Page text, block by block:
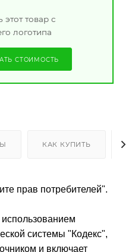
товар с
логотипа
СТОИМОСТЬ
КАК КУПИТЬ
прав потребителей".
использованием
системы "Кодекс",
и включает